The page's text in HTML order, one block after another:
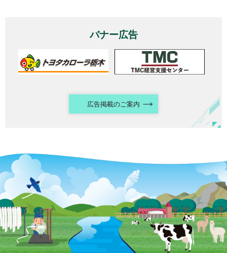
バナー広告
広告掲載のご案内